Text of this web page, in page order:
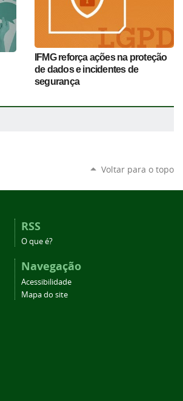
IFMG reforça ações na proteção
de dados e incidentes de
segurança
Voltar para o topo
RSS
O que é?
Navegação
Acessibilidade
Mapa do site